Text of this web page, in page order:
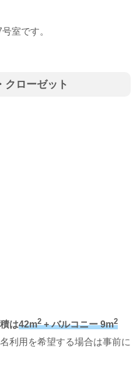
室です。
クローゼット
は42m2+ バルコニー 9m2
利用を希望する場合は事前に